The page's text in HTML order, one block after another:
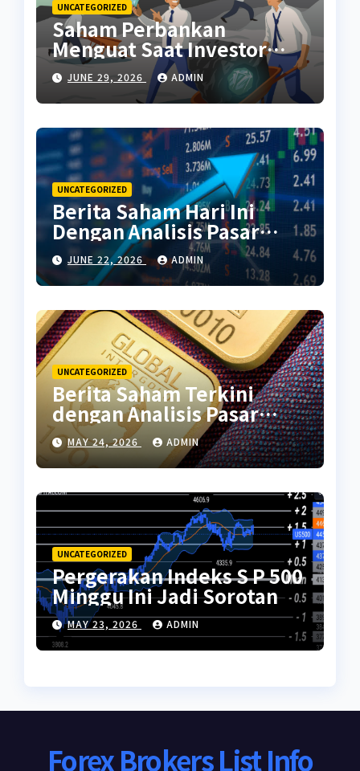
UNCATEGORIZED
Saham Perbankan
Menguat Saat Investor
Kembali Aktif
JUNE 29, 2026 ADMIN
UNCATEGORIZED
Berita Saham Hari Ini
Dengan Analisis Pasar
Terbaru
JUNE 22, 2026 ADMIN
UNCATEGORIZED
Berita Saham Terkini
dengan Analisis Pasar
Global
MAY 24, 2026 ADMIN
UNCATEGORIZED
Pergerakan Indeks S P 500
Minggu Ini Jadi Sorotan
MAY 23, 2026 ADMIN
Forex Brokers List Info